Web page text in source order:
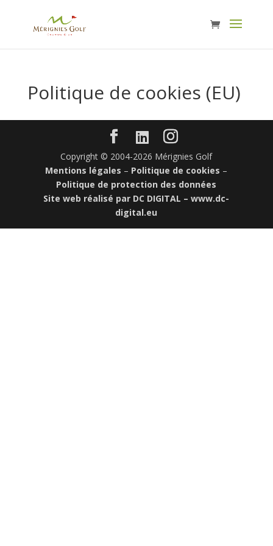
Politique de cookies (EU)
Copyright © 2004-2026 Mérignies Golf
Mentions légales – Politique de cookies –
Politique de protection des données
Site web réalisé par DC DIGITAL –www.dc-
digital.eu